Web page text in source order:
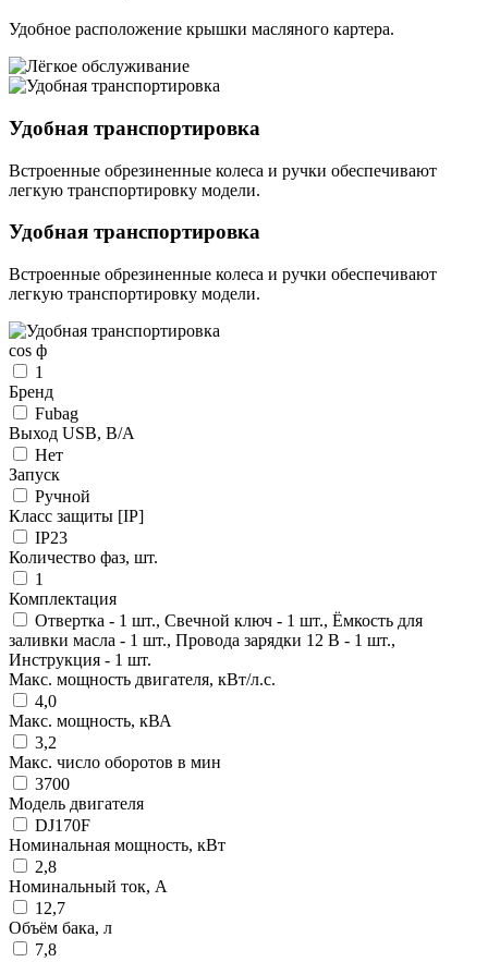
Удобное расположение крышки масляного картера.
Удобная транспортировка
Встроенные обрезиненные колеса и ручки обеспечивают
легкую транспортировку модели.
Удобная транспортировка
Встроенные обрезиненные колеса и ручки обеспечивают
легкую транспортировку модели.
cos ф
1
Бренд
Fubag
Выход USB, В/А
Нет
Запуск
Ручной
Класс защиты [IP]
IP23
Количество фаз, шт.
1
Комплектация
Отвертка - 1 шт., Свечной ключ - 1 шт., Ёмкость для
заливки масла - 1 шт., Провода зарядки 12 В - 1 шт.,
Инструкция - 1 шт.
Макс. мощность двигателя, кВт/л.с.
4,0
Макс. мощность, кВА
3,2
Макс. число оборотов в мин
3700
Модель двигателя
DJ170F
Номинальная мощность, кВт
2,8
Номинальный ток, A
12,7
Объём бака, л
7,8